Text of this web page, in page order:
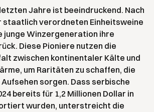
Jahre ist beeindruckend. Nach
staatlich verordneten Einheitsweine
junge Winzergeneration ihre
Diese Pioniere nutzen die
zwischen kontinentaler Kälte und
um Raritäten zu schaffen, die
sorgen. Dass serbische
bereits für 1,2 Millionen Dollar in
wurden, unterstreicht die